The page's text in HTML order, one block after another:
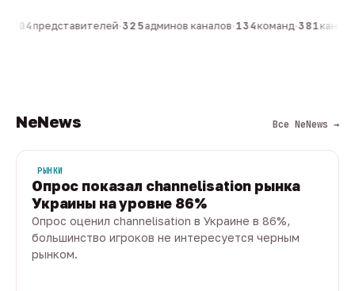
804представителей·325админов каналов·134команд·381
NeNews Все NeNews →
РЫНКИ
Опрос показал channelisation рынка
Украины на уровне 86%
Опрос оценил channelisation в Украине в 86%,
большинство игроков не интересуется черным
рынком.